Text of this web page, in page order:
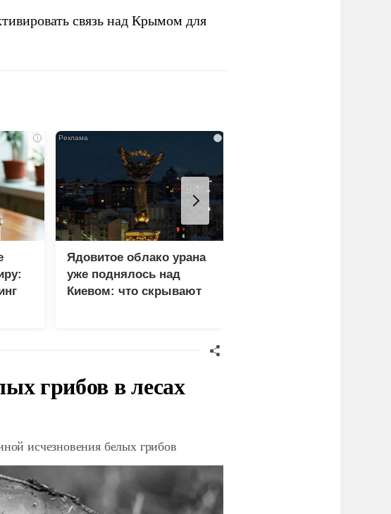
связь над Крымом для
i i
Ядовитое облако урана
уже поднялось над
Киевом: что скрывают
грибов в лесах
исчезновения белых грибов